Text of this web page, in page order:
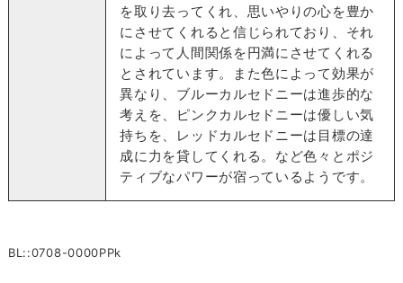
を取り去ってくれ、思いやりの心を豊か
にさせてくれると信じられており、それ
によって人間関係を円満にさせてくれる
とされています。また色によって効果が
異なり、ブルーカルセドニーは進歩的な
考えを、ピンクカルセドニーは優しい気
持ちを、レッドカルセドニーは目標の達
成に力を貸してくれる。など色々とポジ
ティブなパワーが宿っているようです。
BL::0708-0000PPk